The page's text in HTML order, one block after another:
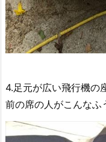
4.足元が広い飛行機の
前の席の人がこんなふ